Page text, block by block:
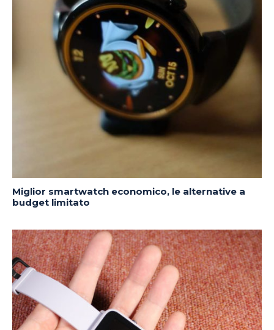
Miglior smartwatch economico, le alternative a
budget limitato